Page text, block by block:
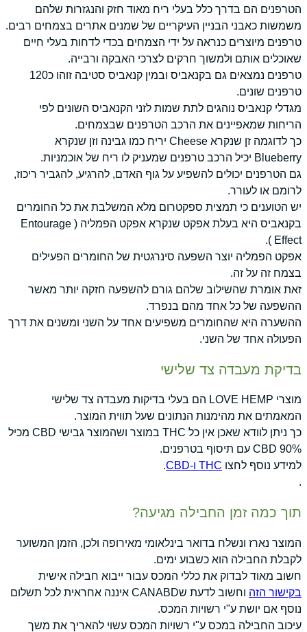
הטרפנים הם בדרך כלל בעלי ריח מאוד חזק והנגזרות שלהם
משמשות כאבני הבניין העיקריים של שמנים אתרים בצמחים רבים.
טרפנים מיוצרים כנראה על ידי הצמחים בכדי לדחות בעלי חיים
שאוכלים אותם ולמשוך חרקים לצרכי האבקה ורבייה.
טרפנים נמצאים גם בקנאביס ובמין קנאביס סטיבה זוהו כ120
טרפנים שונים.
מגדלי קנאביס נוהגים לתת שמות לזני הקנאביס השונים לפי
הריחות שמאפיינים את הרכב הטרפנים שבצמחים.
כך לדוגמה זן שנקרא Cheese יריח כמו גבינה וזן שנקרא
Blueberry יכיל הרכב טרפנים שמעניק לו ריח של אוכמניות.
גם הטרפנים יכולים להשפיע על גוף האדם, להרגיע, להגביר ריכוז,
לרומם או לעורר.
יש הטוענים כי תמצית ספקטרום מלא המשלבת את כל החומרים
בקנאביס היא בעלת אפקט שנקרא אפקט הפמליה ( Entourage
Effect ).
אפקט הפמליה יוצר השפעה סינרגטית של החומרים הפעילים
בצמח זה על זה.
זאת אומרת שהשילוב שלהם גורם להשפעה חזקה יותר מאשר
ההשפעה של כל אחד מהם בנפרד.
ההשערה היא שהחומרים משפיעים אחד על השני ומשנים את דרך
הפעולה אחד של השני.
בדיקת מעבדה צד שלישי
מוצרי LOVE HEMP הם בעלי בדיקות מעבדה צד שלישי
המאמתים את מהימנות הנתונים שעל תווית המוצר.
כך ניתן לוודא שאכן אין כל THC במוצר ושהמוצר גבישי CBD מכיל
90% CBD עם תיסוף בטרפנים.
למידע נוסף לחצו THC ו-CBD
.
.
תוך כמה זמן החבילה מגיעה?
המוצר נארז ונשלח בדואר בינלאומי מאירופה ולכן, הזמן המשוער
לקבלת החבילה הוא כשבוע ימים.
חשוב מאוד לבדוק את כללי המכס עבור ייבוא חבילה אישית
בקישור הזה
וחשוב לדעת שCANABD איננה אחראית לכל תשלום
נוסף אם יושת ע"י רשויות המכס.
עיכוב החבילה במכס ע"י רשויות המכס עשוי להאריך את משך